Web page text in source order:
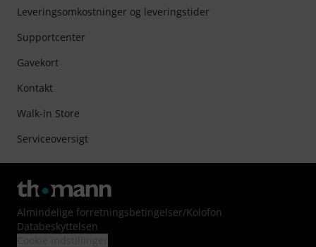
Leveringsomkostninger og leveringstider
Supportcenter
Gavekort
Kontakt
Walk-in Store
Serviceoversigt
Almindelige forretningsbetingelser/Kolofon
Databeskyttelsen